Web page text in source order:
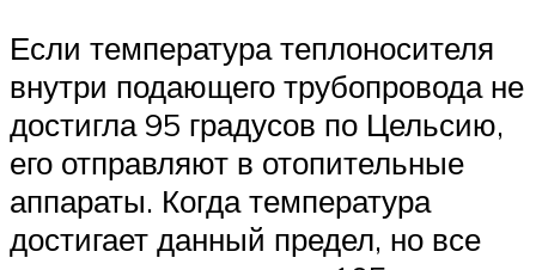
Если температура теплоносителя
внутри подающего трубопровода не
достигла 95 градусов по Цельсию,
его отправляют в отопительные
аппараты. Когда температура
достигает данный предел, но все